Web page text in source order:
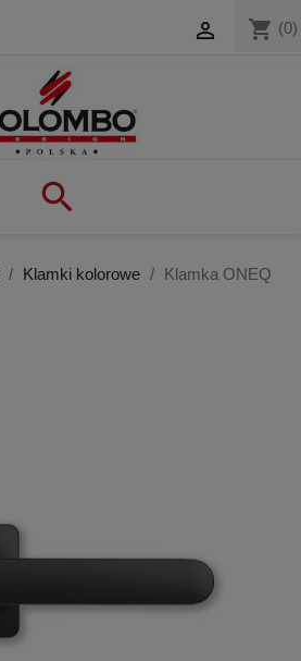
shopping_cart (0)


Klamki kolorowe
Klamka ONEQ